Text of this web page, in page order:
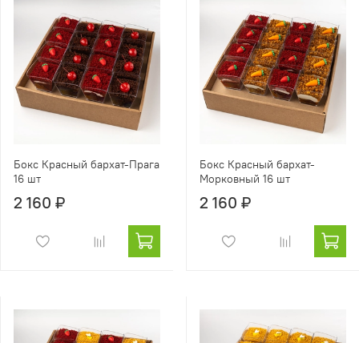
Бокс Красный бархат-Прага
16 шт
2 160 ₽
Бокс Красный бархат-
Морковный 16 шт
2 160 ₽